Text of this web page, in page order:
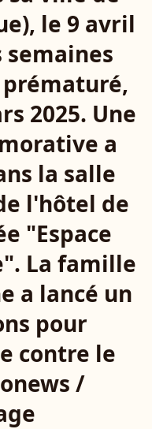
le 9 avril
semaines
prématuré,
2025. Une
a
la salle
l'hôtel de
"Espace
La famille
a lancé un
pour
contre le
/